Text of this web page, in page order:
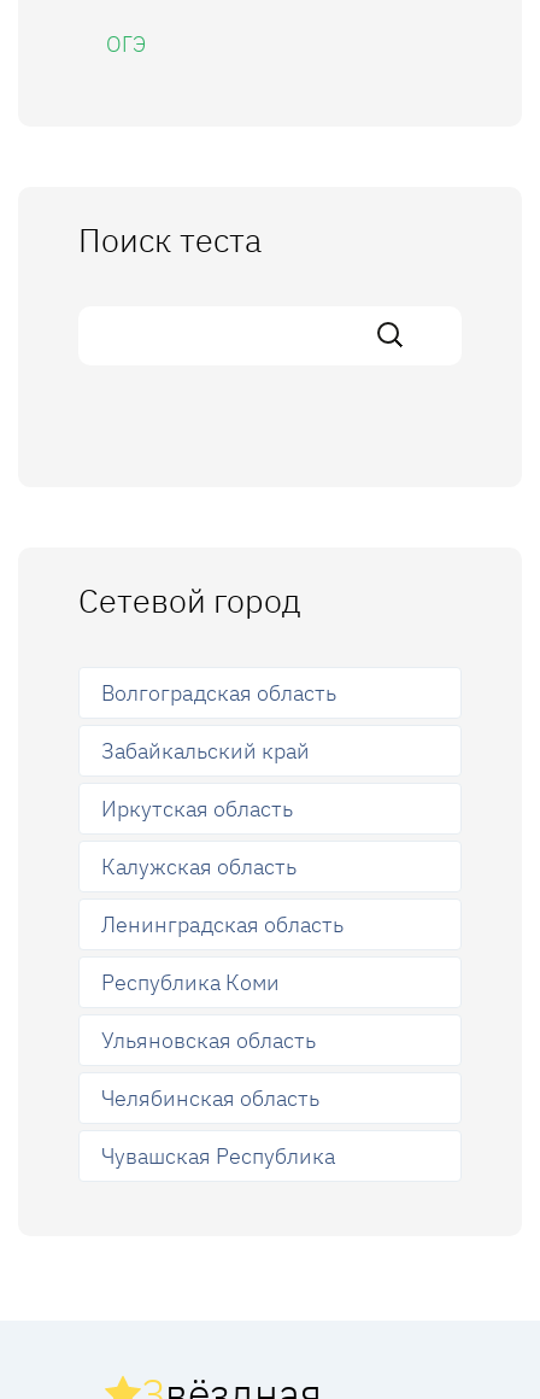
ОГЭ
Поиск теста
Сетевой город
Волгоградская область
Забайкальский край
Иркутская область
Калужская область
Ленинградская область
Республика Коми
Ульяновская область
Челябинская область
Чувашская Республика